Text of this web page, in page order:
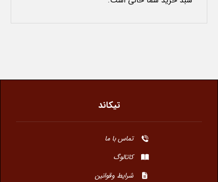
تیکاند
تماس با ما
کاتالوگ
شرایط وقوانین